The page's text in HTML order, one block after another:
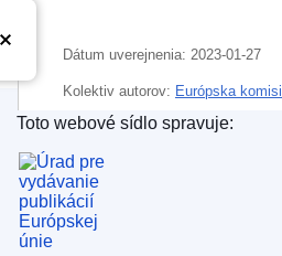
Dátum uverejnenia: 2023-01-27
Kolektiv autorov: Európska
riaditeľstvo pre hospodársku súťaž
Oblasť:
hospodárska koncentrácia
vitamín
Úrad pre vydávanie
Toto webové sídlo spravuje: